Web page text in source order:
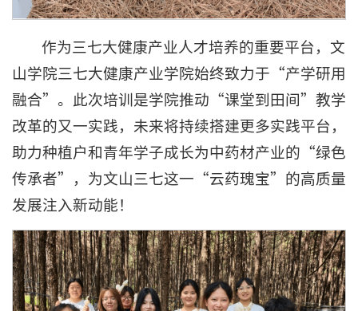
作为三七大健康产业人才培养的重要平台，文
山学院三七大健康产业学院始终致力于“产学研用
融合”。此次培训是学院推动“课堂到田间”教学
改革的又一实践，未来将持续搭建更多实践平台，
助力种植户和青年学子成长为中药材产业的“绿色
传承者”，为文山三七这一“云药瑰宝”的高质量
发展注入新动能！